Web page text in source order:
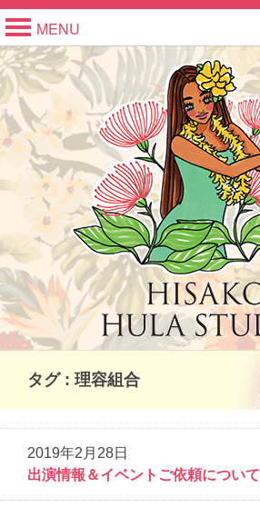
MENU
タグ : 理容組合
2019年2月28日
出演情報＆イベントご依頼について